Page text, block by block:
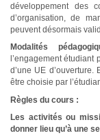
développement des
d’organisation, de
peuvent désormais
Modalités
l’engagement étudiant
d’une UE
être choisie par
Règles du cours :
Les activités ou
donner lieu qu’à une